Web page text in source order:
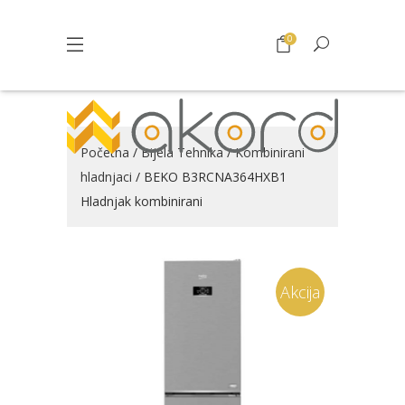
0
Početna /Bijela Tehnika/Kombinirani
hladnjaci / BEKO B3RCNA364HXB1
Hladnjak kombinirani
Akcija